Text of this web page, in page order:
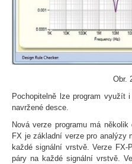
Obr.
Pochopitelně lze program využít
navržené desce.
Nová verze programu má
FX je základní verze pro analýzy
každé signální vrstvě. Verze
páry na každé signální vrstvě.